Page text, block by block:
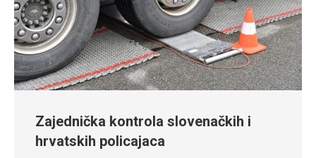
Zajednička kontrola slovenačkih i
hrvatskih policajaca